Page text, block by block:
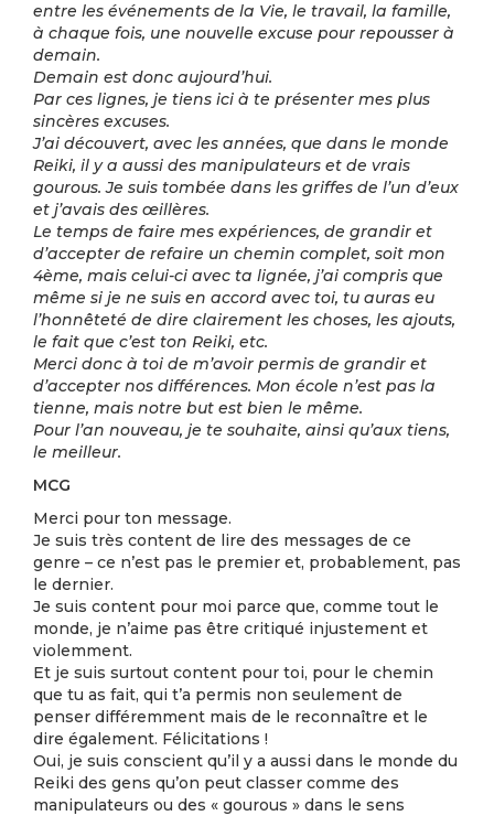
entre les événements de la Vie, le travail, la famille,
à chaque fois, une nouvelle excuse pour repousser à
demain.
Demain est donc aujourd’hui.
Par ces lignes, je tiens ici à te présenter mes plus
sincères excuses.
J’ai découvert, avec les années, que dans le monde
Reiki, il y a aussi des manipulateurs et de vrais
gourous. Je suis tombée dans les griffes de l’un d’eux
et j’avais des œillères.
Le temps de faire mes expériences, de grandir et
d’accepter de refaire un chemin complet, soit mon
4ème, mais celui-ci avec ta lignée, j’ai compris que
même si je ne suis en accord avec toi, tu auras eu
l’honnêteté de dire clairement les choses, les ajouts,
le fait que c’est ton Reiki, etc.
Merci donc à toi de m’avoir permis de grandir et
d’accepter nos différences. Mon école n’est pas la
tienne, mais notre but est bien le même.
Pour l’an nouveau, je te souhaite, ainsi qu’aux tiens,
le meilleur.
MCG
Merci pour ton message.
Je suis très content de lire des messages de ce
genre – ce n’est pas le premier et, probablement, pas
le dernier.
Je suis content pour moi parce que, comme tout le
monde, je n’aime pas être critiqué injustement et
violemment.
Et je suis surtout content pour toi, pour le chemin
que tu as fait, qui t’a permis non seulement de
penser différemment mais de le reconnaître et le
dire également. Félicitations !
Oui, je suis conscient qu’il y a aussi dans le monde du
Reiki des gens qu’on peut classer comme des
manipulateurs ou des « gourous » dans le sens